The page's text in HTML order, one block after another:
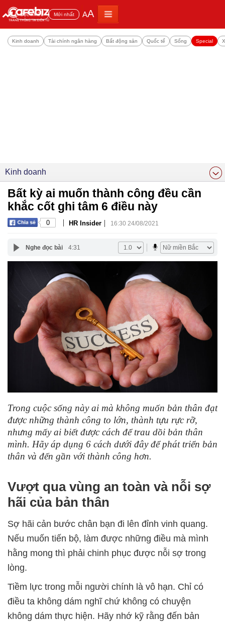
Đọc nhiều Mới nhất AA
Kinh doanh Tài chính ngân hàng Bất động sản Quốc tế Sống Special
Kinh doanh
Bất kỳ ai muốn thành công đều cần
khắc cốt ghi tâm 6 điều này
0 | HR Insider | 16:30 24/08/2021
Nghe đọc bài 4:31
Trong cuộc sống này ai mà không muốn bản thân đạt
được những thành công to lớn, thành tựu rực rỡ,
nhưng mấy ai biết được cách để trau dồi bản thân
mình. Hãy áp dụng 6 cách dưới đây để phát triển bản
thân và đến gần với thành công hơn.
Vượt qua vùng an toàn và nỗi sợ
hãi của bản thân
Sợ hãi cản bước chân bạn đi lên đỉnh vinh quang.
Nếu muốn tiến bộ, làm được những điều mà mình
hằng mong thì phải chinh phục được nỗi sợ trong
lòng.
Tiềm lực trong mỗi người chính là vô hạn. Chỉ có
điều ta không dám nghĩ chứ không có chuyện
không dám thực hiện. Hãy nhớ kỹ rằng đến bản